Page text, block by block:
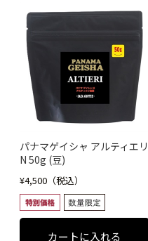
パナマゲイシャ アルティエリ
N 50g (豆)
¥4,500（税込）